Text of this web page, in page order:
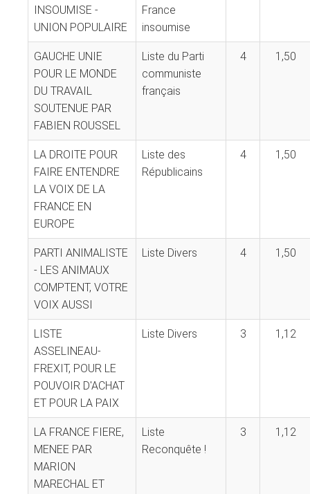
INSOUMISE -
UNION POPULAIRE
France
insoumise
GAUCHE UNIE
POUR LE MONDE
DU TRAVAIL
SOUTENUE PAR
FABIEN ROUSSEL
Liste du Parti
communiste
français
4 1,50
LA DROITE POUR
FAIRE ENTENDRE
LA VOIX DE LA
FRANCE EN
EUROPE
Liste des
Républicains
4 1,50
PARTI ANIMALISTE
- LES ANIMAUX
COMPTENT, VOTRE
VOIX AUSSI
Liste Divers 4 1,50
LISTE
ASSELINEAU-
FREXIT, POUR LE
POUVOIR D'ACHAT
ET POUR LA PAIX
Liste Divers 3 1,12
LA FRANCE FIERE,
MENEE PAR
MARION
MARECHAL ET
Liste
Reconquête !
3 1,12